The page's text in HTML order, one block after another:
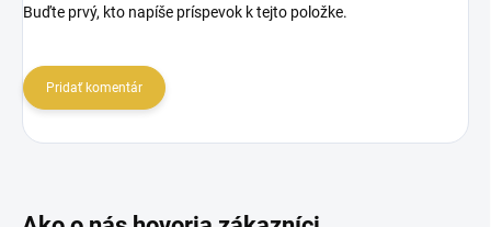
Buďte prvý, kto napíše príspevok k tejto položke.
Pridať komentár